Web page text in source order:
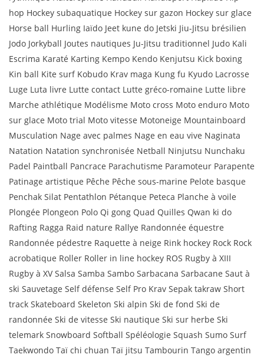
hop Hockey subaquatique Hockey sur gazon Hockey sur glace
Horse ball Hurling Iaïdo Jeet kune do Jetski Jiu-Jitsu brésilien
Jodo Jorkyball Joutes nautiques Ju-Jitsu traditionnel Judo Kali
Escrima Karaté Karting Kempo Kendo Kenjutsu Kick boxing
Kin ball Kite surf Kobudo Krav maga Kung fu Kyudo Lacrosse
Luge Luta livre Lutte contact Lutte gréco-romaine Lutte libre
Marche athlétique Modélisme Moto cross Moto enduro Moto
sur glace Moto trial Moto vitesse Motoneige Mountainboard
Musculation Nage avec palmes Nage en eau vive Naginata
Natation Natation synchronisée Netball Ninjutsu Nunchaku
Padel Paintball Pancrace Parachutisme Paramoteur Parapente
Patinage artistique Pêche Pêche sous-marine Pelote basque
Penchak Silat Pentathlon Pétanque Peteca Planche à voile
Plongée Plongeon Polo Qi gong Quad Quilles Qwan ki do
Rafting Ragga Raid nature Rallye Randonnée équestre
Randonnée pédestre Raquette à neige Rink hockey Rock Rock
acrobatique Roller Roller in line hockey ROS Rugby à XIII
Rugby à XV Salsa Samba Sambo Sarbacana Sarbacane Saut à
ski Sauvetage Self défense Self Pro Krav Sepak takraw Short
track Skateboard Skeleton Ski alpin Ski de fond Ski de
randonnée Ski de vitesse Ski nautique Ski sur herbe Ski
telemark Snowboard Softball Spéléologie Squash Sumo Surf
Taekwondo Taï chi chuan Taï jitsu Tambourin Tango argentin